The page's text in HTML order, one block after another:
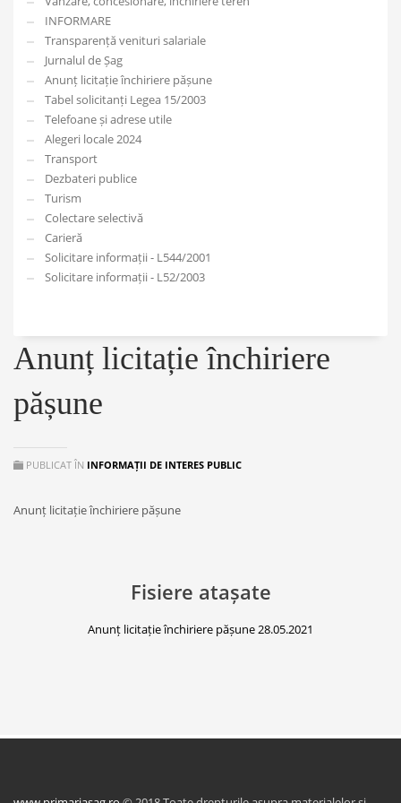
INFORMARE
Transparență venituri salariale
Jurnalul de Șag
Anunț licitație închiriere pășune
Tabel solicitanți Legea 15/2003
Telefoane și adrese utile
Alegeri locale 2024
Transport
Dezbateri publice
Turism
Colectare selectivă
Carieră
Solicitare informații - L544/2001
Solicitare informații - L52/2003
Anunț licitație închiriere
pășune
PUBLICAT ÎN INFORMAȚII DE INTERES PUBLIC
Anunț licitație închiriere pășune
Fisiere atașate
Anunț licitație închiriere pășune 28.05.2021